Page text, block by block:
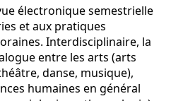
électronique semestrielle
et aux pratiques
Interdisciplinaire, la
entre les arts (arts
danse, musique),
humaines en général